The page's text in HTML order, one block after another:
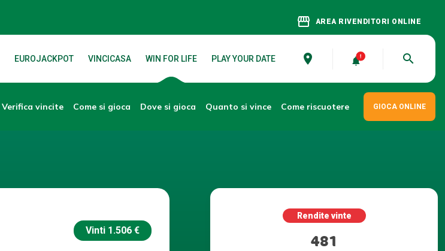
storefront AREA RIVENDITORI ONLINE
EUROJACKPOT VINCICASA WIN FOR LIFE PLAY YOUR DATE place search
Verifica vincite Come si gioca Dove si gioca Quanto si vince Come riscuotere GIOCA ONLINE
Vinti 1.506 €
Rendite vinte
481